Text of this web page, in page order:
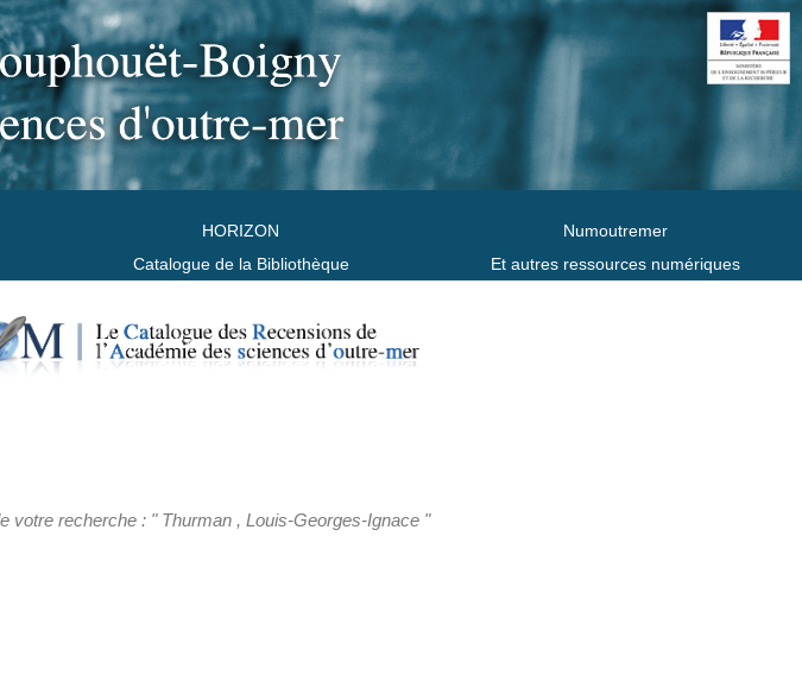
HORIZON
Catalogue de la Bibliothèque
Numoutremer
Et autres ressources numériques
votre recherche : " Thurman , Louis-Georges-Ignace "